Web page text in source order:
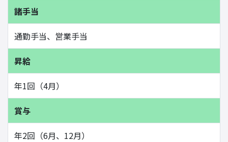
諸手当
通勤手当、営業手当
昇給
年1回（4月）
賞与
年2回（6月、12月）